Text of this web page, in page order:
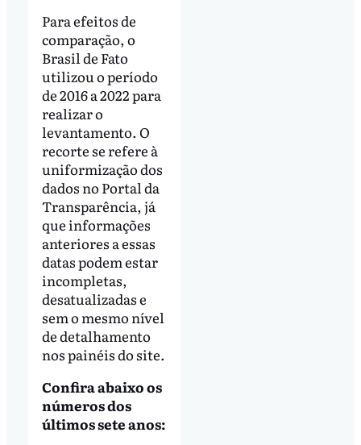
Para efeitos de
comparação, o
Brasil de Fato
utilizou o período
de 2016 a 2022 para
realizar o
levantamento. O
recorte se refere à
uniformização dos
dados no Portal da
Transparência, já
que informações
anteriores a essas
datas podem estar
incompletas,
desatualizadas e
sem o mesmo nível
de detalhamento
nos painéis do site.
Confira abaixo os
números dos
últimos sete anos: